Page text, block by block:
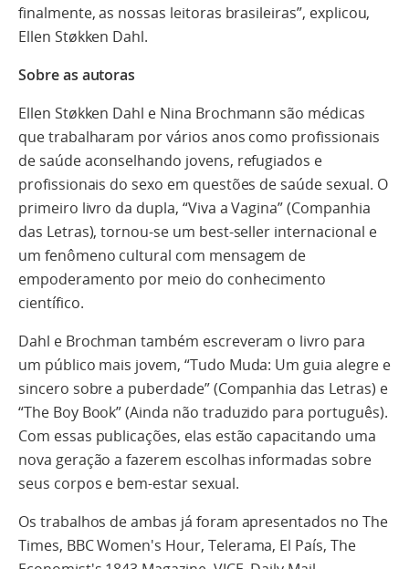
finalmente, as nossas leitoras brasileiras”, explicou,
Ellen Støkken Dahl.
Sobre as autoras
Ellen Støkken Dahl e Nina Brochmann são médicas
que trabalharam por vários anos como profissionais
de saúde aconselhando jovens, refugiados e
profissionais do sexo em questões de saúde sexual. O
primeiro livro da dupla, “Viva a Vagina” (Companhia
das Letras), tornou-se um best-seller internacional e
um fenômeno cultural com mensagem de
empoderamento por meio do conhecimento
científico.
Dahl e Brochman também escreveram o livro para
um público mais jovem, “Tudo Muda: Um guia alegre e
sincero sobre a puberdade” (Companhia das Letras) e
“The Boy Book” (Ainda não traduzido para português).
Com essas publicações, elas estão capacitando uma
nova geração a fazerem escolhas informadas sobre
seus corpos e bem-estar sexual.
Os trabalhos de ambas já foram apresentados no The
Times, BBC Women's Hour, Telerama, El País, The